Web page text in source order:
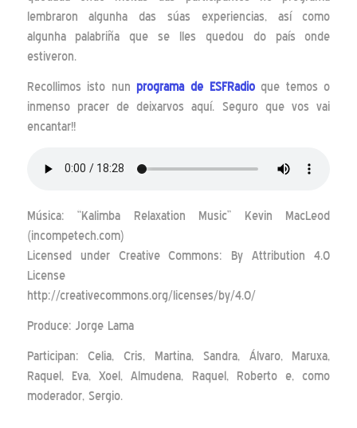
lembraron algunha das súas experiencias, así como
algunha palabriña que se lles quedou do país onde
estiveron.
Recollimos isto nun programa de ESFRadioque temos o
inmenso pracer de deixarvos aquí. Seguro que vos vai
encantar!!
Música: “Kalimba Relaxation Music” Kevin MacLeod
(incompetech.com)
Licensed under Creative Commons: By Attribution 4.0
License
http://creativecommons.org/licenses/by/4.0/
Produce: Jorge Lama
Participan: Celia, Cris, Martina, Sandra, Álvaro, Maruxa,
Raquel, Eva, Xoel, Almudena, Raquel, Roberto e, como
moderador, Sergio.